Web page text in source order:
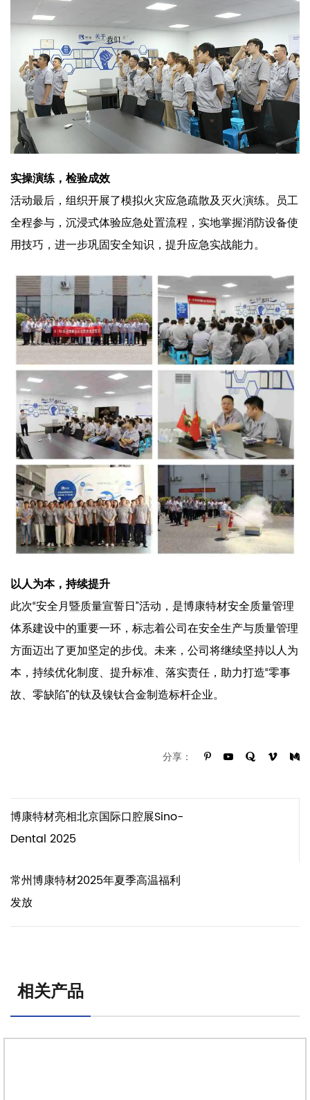
实操演练，检验成效
活动最后，组织开展了模拟火灾应急疏散及灭火演练。员工
全程参与，沉浸式体验应急处置流程，实地掌握消防设备使
用技巧，进一步巩固安全知识，提升应急实战能力。
以人为本，持续提升
此次“安全月暨质量宣誓日”活动，是博康特材安全质量管理
体系建设中的重要一环，标志着公司在安全生产与质量管理
方面迈出了更加坚定的步伐。未来，公司将继续坚持以人为
本，持续优化制度、提升标准、落实责任，助力打造“零事
故、零缺陷”的钛及镍钛合金制造标杆企业。
分享：
博康特材亮相北京国际口腔展Sino-
Dental 2025
常州博康特材2025年夏季高温福利
发放
相关产品